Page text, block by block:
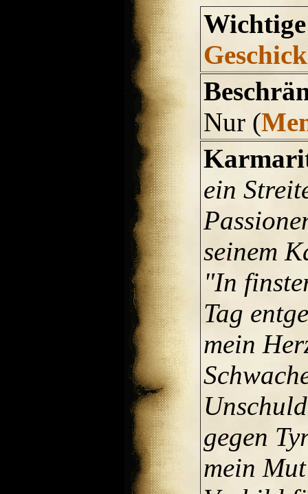
Nur (
ein
seinem
"In
Tag
mein
gegen
mein